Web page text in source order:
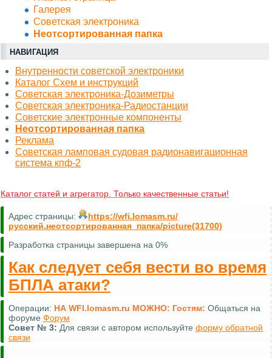
Галерея
Советская электроника
Неотсортированная папка
НАВИГАЦИЯ
Внутренности советской электроники
Каталог Схем и инструкций
Советская электроника-Дозиметры
Советская электроника-Радиостанции
Советские электронные компоненты
Неотсортированная папка
Реклама
Советская ламповая судовая радионавигационная
система кпф-2
Каталог статей и агрегатор. Только качественные статьи!
Адрес страницы:
https://wfi.lomasm.ru/
русский.неотсортированная_папка/picture(31700)
Разработка страницы завершена на 0%
Как следует себя вести во время
БПЛА атаки?
Операции: НА WFI.lomasm.ru МОЖНО: Гостям: Общаться на
форуме Форум
Совет № 3: Для связи с автором используйте форму обратной
связи